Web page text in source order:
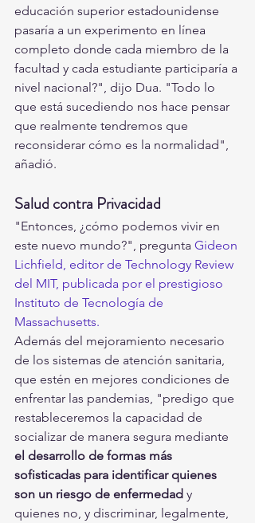
educación superior estadounidense
pasaría a un experimento en línea
completo donde cada miembro de la
facultad y cada estudiante participaría a
nivel nacional?", dijo Dua. "Todo lo
que está sucediendo nos hace pensar
que realmente tendremos que
reconsiderar cómo es la normalidad",
añadió.
Salud contra Privacidad
"Entonces, ¿cómo podemos vivir en
este nuevo mundo?", pregunta Gideon
Lichfield, editor de Technology Review
del MIT, publicada por el prestigioso
Instituto de Tecnología de
Massachusetts.
Además del mejoramiento necesario
de los sistemas de atención sanitaria,
que estén en mejores condiciones de
enfrentar las pandemias, "predigo que
restableceremos la capacidad de
socializar de manera segura mediante
el desarrollo de formas más
sofisticadas para identificar quienes
son un riesgo de enfermedad y
quienes no, y discriminar, legalmente,